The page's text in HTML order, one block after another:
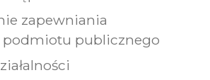
zapewniania
publicznego